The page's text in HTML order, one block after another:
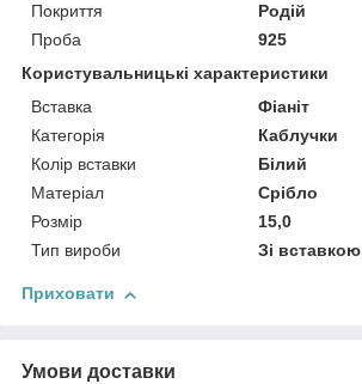
Покриття
Родій
Проба
925
Користувальницькі характеристики
Вставка
Фіаніт
Категорія
Каблучки
Колір вставки
Білий
Матеріал
Срібло
Розмір
15,0
Тип вироби
Зі вставкою
Приховати
Умови доставки